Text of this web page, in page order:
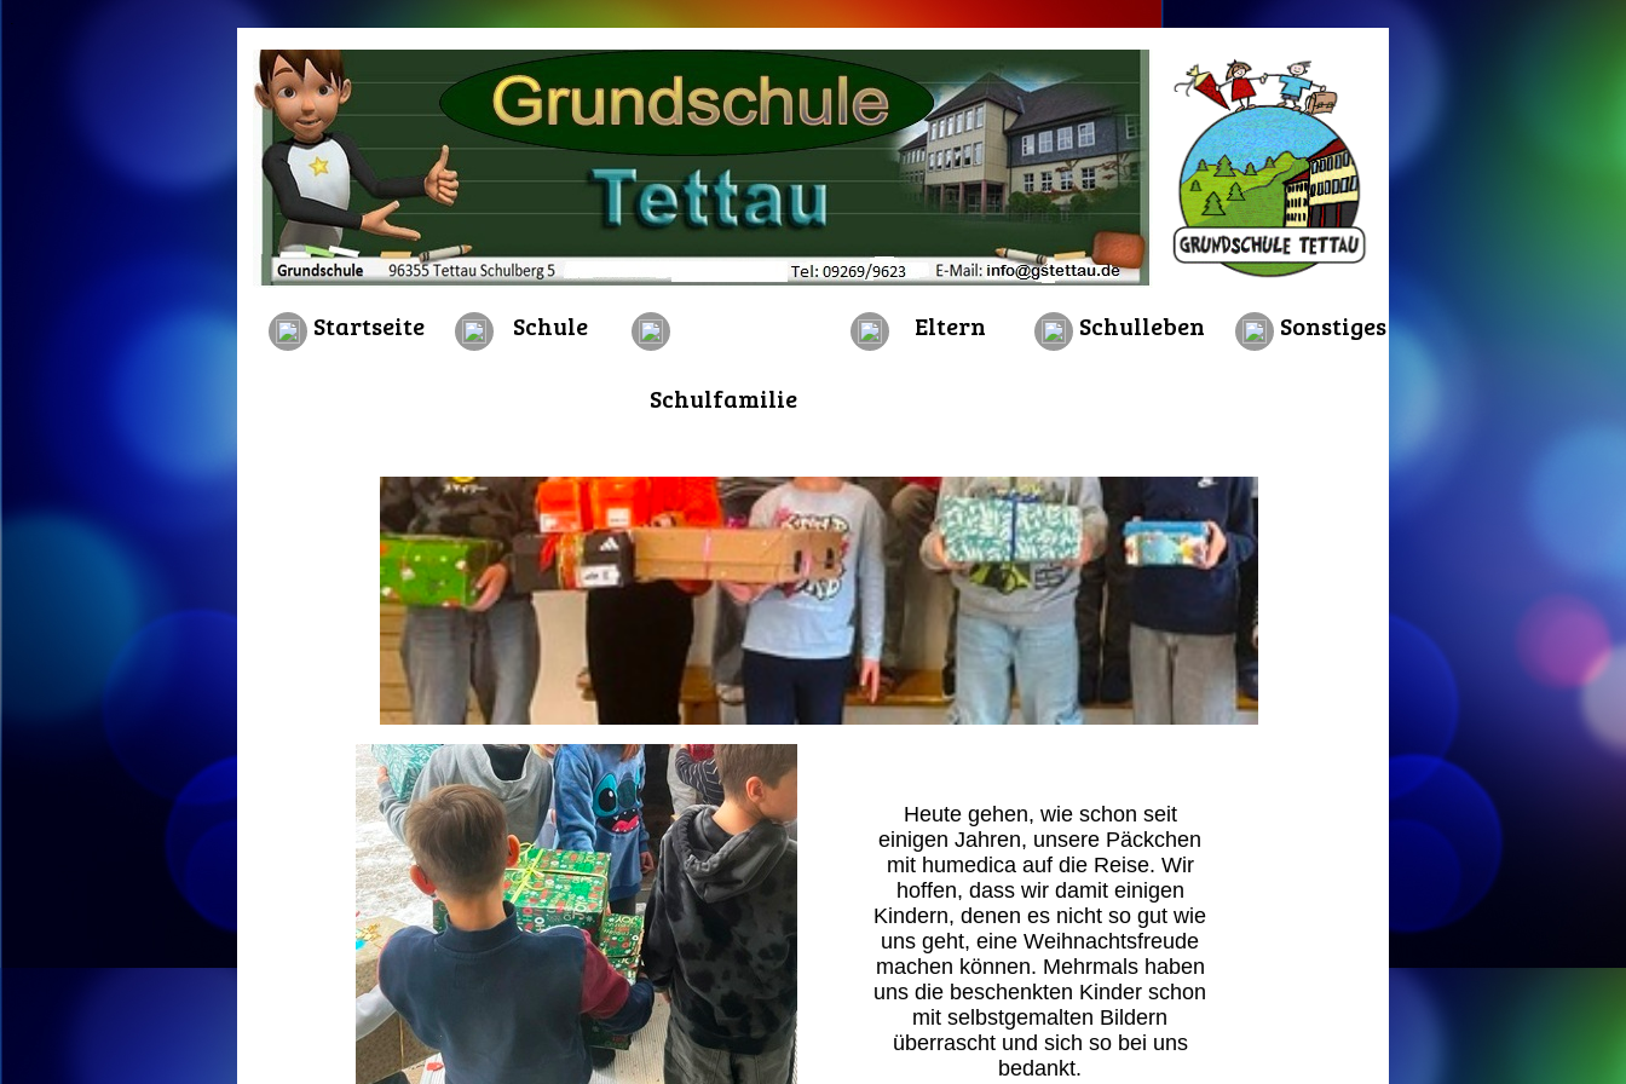
.
Startseite Schule
Schulfamilie
Eltern Schulleben Sonstiges
Heute gehen, wie schon seit
einigen Jahren, unsere Päckchen
mit humedica auf die Reise. Wir
hoffen, dass wir damit einigen
Kindern, denen es nicht so gut wie
uns geht, eine Weihnachtsfreude
machen können. Mehrmals haben
uns die beschenkten Kinder schon
mit selbstgemalten Bildern
überrascht und sich so bei uns
bedankt.